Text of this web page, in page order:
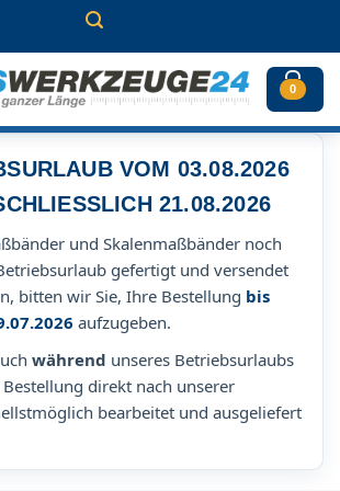
0
VOM 03.08.2026
21.08.2026
und Skalenmaßbänder noch
gefertigt und versendet
bitten wir Sie, Ihre Bestellung bis
aufzugeben.
während unseres Betriebsurlaubs
direkt nach unserer
bearbeitet und ausgeliefert